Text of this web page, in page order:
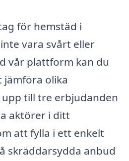
för hemstäd i
vara svårt eller
vår plattform kan du
jämföra olika
till tre erbjudanden
aktörer i ditt
att fylla i ett enkelt
skräddarsydda anbud